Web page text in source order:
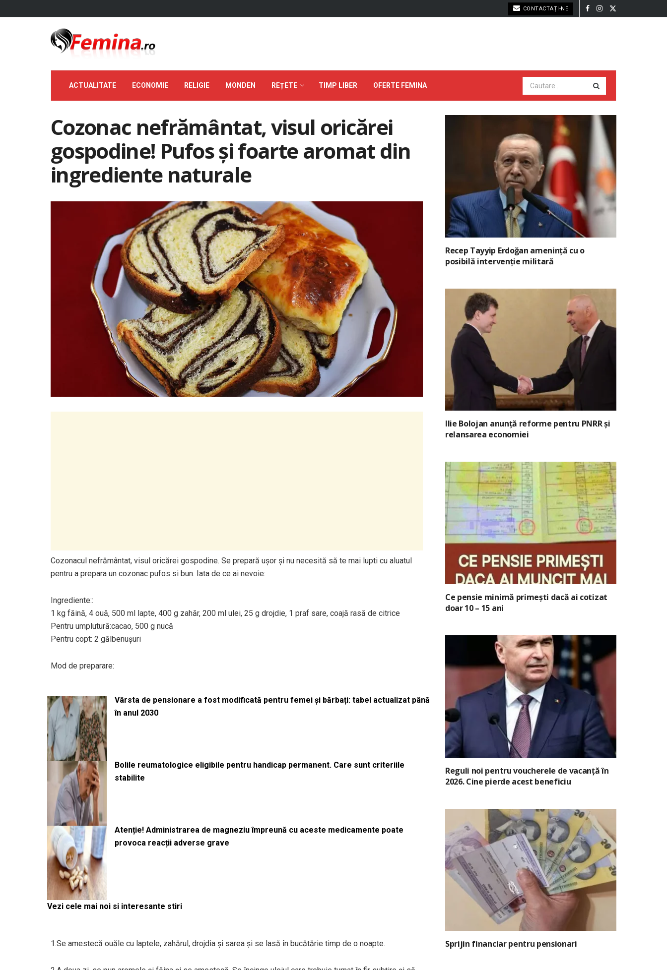
CONTACTAȚI-NE
ACTUALITATE ECONOMIE RELIGIE MONDEN REȚETE TIMP LIBER OFERTE FEMINA
Cozonac nefrământat, visul oricărei
gospodine! Pufos și foarte aromat din
ingrediente naturale
Cozonacul nefrământat, visul oricărei gospodine. Se prepară ușor și nu necesită să te mai lupti cu aluatul
pentru a prepara un cozonac pufos si bun. Iata de ce ai nevoie:
Ingrediente::
1 kg făină, 4 ouă, 500 ml lapte, 400 g zahăr, 200 ml ulei, 25 g drojdie, 1 praf sare, coajă rasă de citrice
Pentru umplutură:cacao, 500 g nucă
Pentru copt: 2 gălbenuşuri
Mod de preparare:
Vârsta de pensionare a fost modificată pentru femei și bărbați: tabel actualizat până
în anul 2030
Bolile reumatologice eligibile pentru handicap permanent. Care sunt criteriile
stabilite
Atenție! Administrarea de magneziu împreună cu aceste medicamente poate
provoca reacții adverse grave
Vezi cele mai noi si interesante stiri
1.Se amestecă ouăle cu laptele, zahărul, drojdia şi sarea şi se lasă în bucătărie timp de o noapte.
Recep Tayyip Erdoğan amenință cu o
posibilă intervenție militară
Ilie Bolojan anunță reforme pentru PNRR și
relansarea economiei
Ce pensie minimă primești dacă ai cotizat
doar 10 – 15 ani
Reguli noi pentru voucherele de vacanță în
2026. Cine pierde acest beneficiu
Sprijin financiar pentru pensionari